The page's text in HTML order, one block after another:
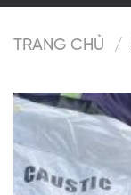
TRANG CHỦ /